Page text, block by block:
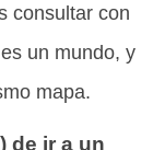
consultar con
un mundo, y
mapa.
de ir a un